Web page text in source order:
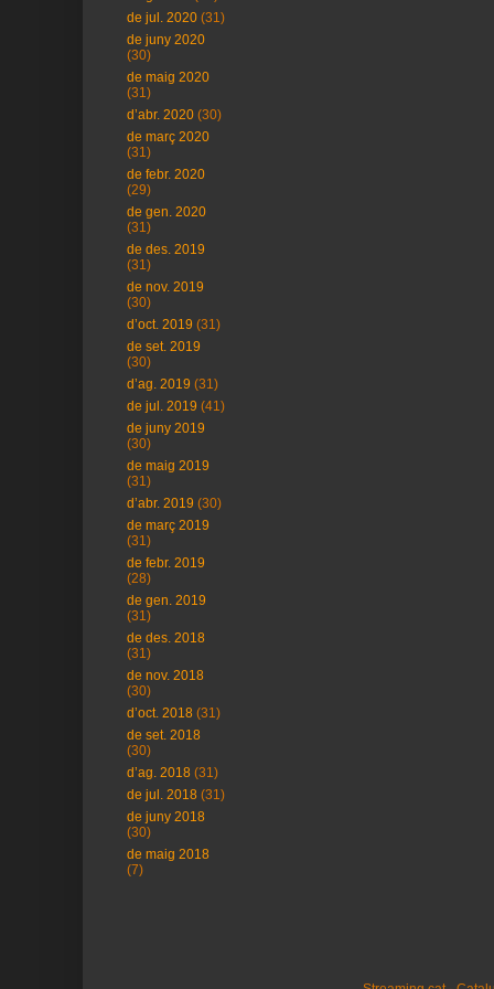
de jul. 2020 (31)
de juny 2020
(30)
de maig 2020
(31)
d’abr. 2020 (30)
de març 2020
(31)
de febr. 2020
(29)
de gen. 2020
(31)
de des. 2019
(31)
de nov. 2019
(30)
d’oct. 2019 (31)
de set. 2019
(30)
d’ag. 2019 (31)
de jul. 2019 (41)
de juny 2019
(30)
de maig 2019
(31)
d’abr. 2019 (30)
de març 2019
(31)
de febr. 2019
(28)
de gen. 2019
(31)
de des. 2018
(31)
de nov. 2018
(30)
d’oct. 2018 (31)
de set. 2018
(30)
d’ag. 2018 (31)
de jul. 2018 (31)
de juny 2018
(30)
de maig 2018
(7)